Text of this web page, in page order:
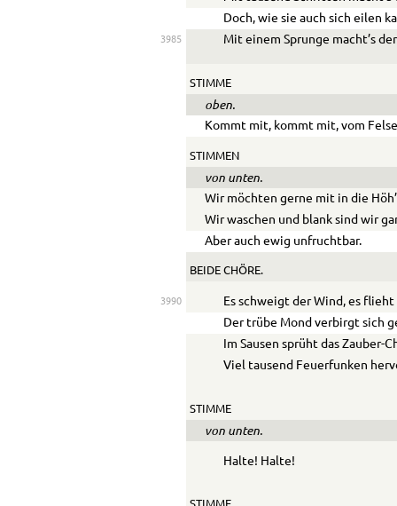
Doch, wie sie auch sich eilen
3985 Mit einem Sprunge macht’s
STIMME
oben.
Kommt mit, kommt mit, vom
STIMMEN
von unten.
Wir möchten gerne mit in die
Wir waschen und blank sind wir
Aber auch ewig unfruchtbar.
BEIDE CHÖRE.
3990
Es schweigt der Wind, es flieht
Der trübe Mond verbirgt sich
Im Sausen sprüht das Zauber-
Viel tausend Feuerfunken
STIMME
von unten.
Halte! Halte!